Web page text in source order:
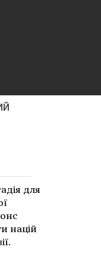
для
націй